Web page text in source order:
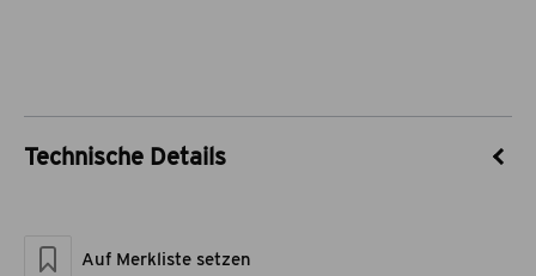
Technische Details
MaterialAuf Merkliste setzen